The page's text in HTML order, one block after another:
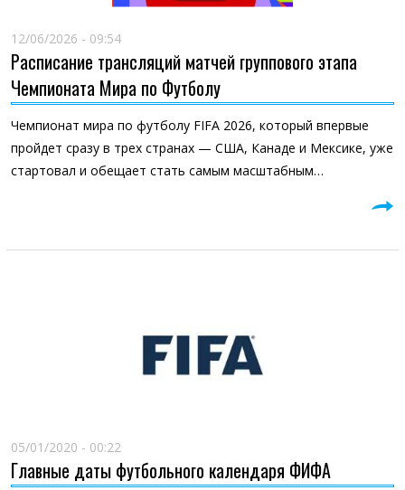
12/06/2026 - 09:54
Расписание трансляций матчей группового этапа
Чемпионата Мира по Футболу
Чемпионат мира по футболу FIFA 2026, который впервые
пройдет сразу в трех странах — США, Канаде и Мексике, уже
стартовал и обещает стать самым масштабным…
05/01/2020 - 00:22
Главные даты футбольного календаря ФИФА